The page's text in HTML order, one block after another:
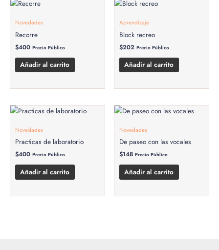
Novedades
Recorre
$400 Precio Público
Añadir al carrito
Aprendizaje
Block recreo
$202 Precio Público
Añadir al carrito
Novedades
Practicas de laboratorio
$400 Precio Público
Añadir al carrito
Novedades
De paseo con las vocales
$148 Precio Público
Añadir al carrito